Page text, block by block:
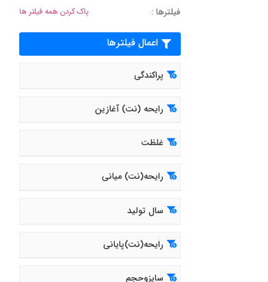
فیلترها : پاک کردن همه فیلتر ها
اعمال فیلترها
پراکندگی
رایحه (نت) آغازین
غلظت
رایحه(نت) میانی
سال تولید
رایحه(نت)پایانی
سایزوحجم